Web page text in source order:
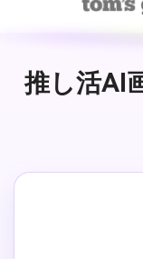
推し活AI